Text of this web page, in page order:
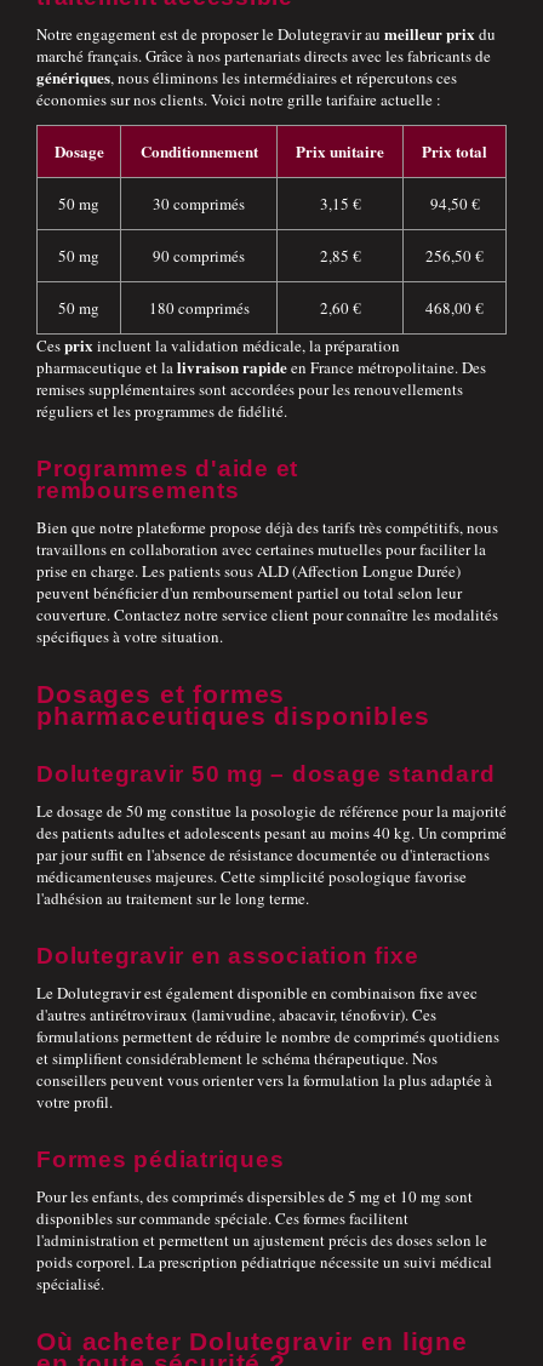
Notre engagement est de proposer le Dolutegravir au meilleur prixdu
marché français. Grâce à nos partenariats directs avec les fabricants de
génériques, nous éliminons les intermédiaires et répercutons ces
économies sur nos clients. Voici notre grille tarifaire actuelle :
Dosage Conditionnement Prix unitaire Prix total
50 mg 30 comprimés 3,15 € 94,50 €
50 mg 90 comprimés 2,85 € 256,50 €
50 mg 180 comprimés 2,60 €
468,00 €
Cesprixincluent la validation médicale, la préparation
pharmaceutique et lalivraison rapideen France métropolitaine. Des
remises supplémentaires sont accordées pour les renouvellements
réguliers et les programmes de fidélité.
Programmes d'aide et
remboursements
Bien que notre plateforme propose déjà des tarifs très compétitifs, nous
travaillons en collaboration avec certaines mutuelles pour faciliter la
prise en charge. Les patients sous ALD (Affection Longue Durée)
peuvent bénéficier d'un remboursement partiel ou total selon leur
couverture. Contactez notre service client pour connaître les modalités
spécifiques à votre situation.
Dosages et formes
pharmaceutiques disponibles
Dolutegravir 50 mg – dosage standard
Le dosage de 50 mg constitue la posologie de référence pour la majorité
des patients adultes et adolescents pesant au moins 40 kg. Un comprimé
par jour suffit en l'absence de résistance documentée ou d'interactions
médicamenteuses majeures. Cette simplicité posologique favorise
l'adhésion au traitement sur le long terme.
Dolutegravir en association fixe
Le Dolutegravir est également disponible en combinaison fixe avec
d'autres antirétroviraux (lamivudine, abacavir, ténofovir). Ces
formulations permettent de réduire le nombre de comprimés quotidiens
et simplifient considérablement le schéma thérapeutique. Nos
conseillers peuvent vous orienter vers la formulation la plus adaptée à
votre profil.
Formes pédiatriques
Pour les enfants, des comprimés dispersibles de 5 mg et 10 mg sont
disponibles sur commande spéciale. Ces formes facilitent
l'administration et permettent un ajustement précis des doses selon le
poids corporel. La prescription pédiatrique nécessite un suivi médical
spécialisé.
Où acheter Dolutegravir en ligne